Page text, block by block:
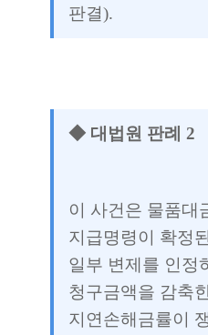
판결).
◆ 대법원 판례 2
이 사건은 물품대
지급명령이 확정
일부 변제를 인정
청구금액을 감축
지연손해금률이